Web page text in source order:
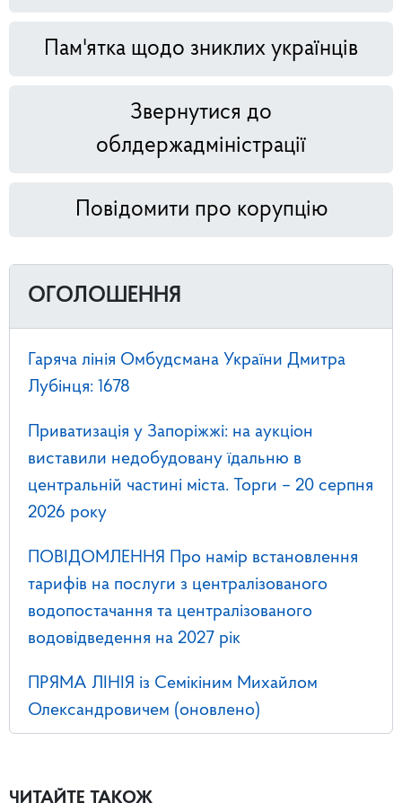
Пам'ятка щодо зниклих українців
Звернутися до
облдержадміністрації
Повідомити про корупцію
ОГОЛОШЕННЯ
Гаряча лінія Омбудсмана України Дмитра
Лубінця: 1678
Приватизація у Запоріжжі: на аукціон
виставили недобудовану їдальню в
центральній частині міста. Торги – 20 серпня
2026 року
ПОВІДОМЛЕННЯ Про намір встановлення
тарифів на послуги з централізованого
водопостачання та централізованого
водовідведення на 2027 рік
ПРЯМА ЛІНІЯ із Семікіним Михайлом
Олександровичем (оновлено)
ЧИТАЙТЕ ТАКОЖ